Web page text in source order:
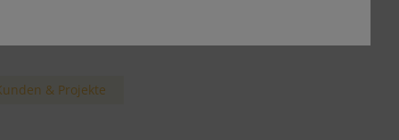
& Projekte